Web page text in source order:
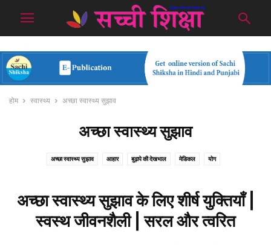
होम स्वास्थ्य अच्छा स्वास्थ्य सुझाव
अच्छा स्वास्थ्य सुझाव
अच्छा स्वास्थ्य सुझाव आहार बुढ़ापे की देखभाल मेडिकल योग
अच्छा स्वास्थ्य सुझाव के लिए शीर्ष युक्तियाँ |
स्वस्थ जीवनशैली | सरल और त्वरित